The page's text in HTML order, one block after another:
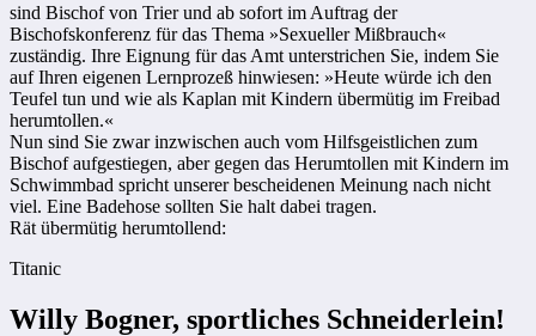
sind Bischof von Trier und ab sofort im Auftrag der
Bischofskonferenz für das Thema »Sexueller Mißbrauch«
zuständig. Ihre Eignung für das Amt unterstrichen Sie, indem Sie
auf Ihren eigenen Lernprozeß hinwiesen: »Heute würde ich den
Teufel tun und wie als Kaplan mit Kindern übermütig im Freibad
herumtollen.«
Nun sind Sie zwar inzwischen auch vom Hilfsgeistlichen zum
Bischof aufgestiegen, aber gegen das Herumtollen mit Kindern im
Schwimmbad spricht unserer bescheidenen Meinung nach nicht
viel. Eine Badehose sollten Sie halt dabei tragen.
Rät übermütig herumtollend:
Titanic
Willy Bogner, sportliches Schneiderlein!